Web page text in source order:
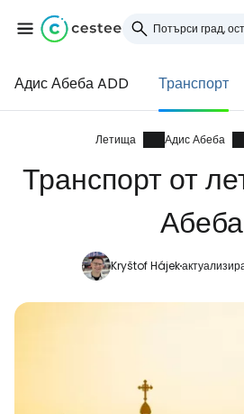
Адис Абеба ADD Транспорт
Летища Адис Абеба
Транспорт от
Абеба
Kryštof Hájek
Влезте в
... световната общност на
Продължете с